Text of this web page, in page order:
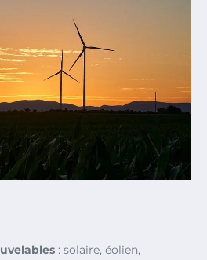
: solaire, éolien,